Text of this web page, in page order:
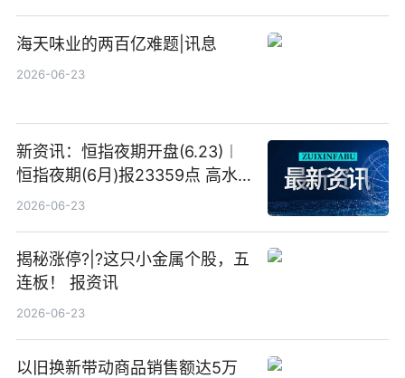
海天味业的两百亿难题|讯息
2026-06-23
新资讯：恒指夜期开盘(6.23)︱
恒指夜期(6月)报23359点 高水
23点
2026-06-23
揭秘涨停?|?这只小金属个股，五
连板！ 报资讯
2026-06-23
以旧换新带动商品销售额达5万